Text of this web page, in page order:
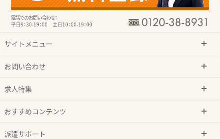
電話でのお問い合わせ：
平日9：30-19：00 土日10：00-19：00
サイトメニュー
お問い合わせ
求人特集
おすすめコンテンツ
派遣サポート